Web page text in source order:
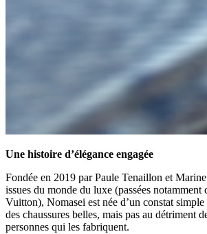
Une histoire d’élégance engagée
Fondée en 2019 par Paule Tenaillon et
issues du monde du luxe (passées
Vuitton), Nomasei est née d’un constat simple
des chaussures belles, mais pas au détriment
personnes qui les fabriquent.